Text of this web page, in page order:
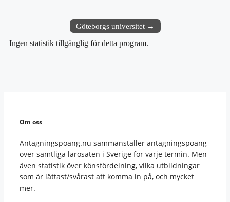
Göteborgs universitet →
Ingen statistik tillgänglig för detta program.
Om oss
Antagningspoäng.nu sammanställer antagningspoäng
över samtliga lärosäten i Sverige för varje termin. Men
även statistik över könsfördelning, vilka utbildningar
som är lättast/svårast att komma in på, och mycket
mer.